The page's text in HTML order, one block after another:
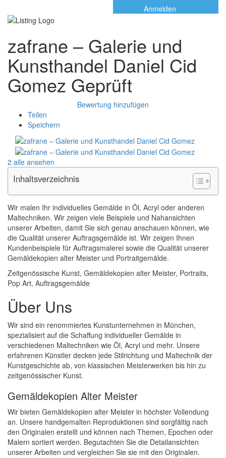
Anmelden
zafrane – Galerie und
Kunsthandel Daniel Cid
Gomez Geprüft
Bewertung hinzufügen
Teilen
Speichern
2 alle ansehen
Inhaltsverzeichnis
Wir malen Ihr individuelles Gemälde in Öl, Acryl oder anderen
Maltechniken. Wir zeigen viele Beispiele und Nahansichten
unserer Arbeiten, damit Sie sich genau anschauen können, wie
die Qualität unserer Auftragsgemälde ist. Wir zeigen Ihnen
Kundenbeispiele für Auftragsmalerei sowie die Qualität unserer
Gemäldekopien alter Meister und Portraitgemälde.
Zeitgenössische Kunst, Gemäldekopien alter Meister, Portraits,
Pop Art, Auftragsgemälde
Über Uns
Wir sind ein renommiertes Kunstunternehmen in München,
spezialisiert auf die Schaffung individueller Gemälde in
verschiedenen Maltechniken wie Öl, Acryl und mehr. Unsere
erfahrenen Künstler decken jede Stilrichtung und Maltechnik der
Kunstgeschichte ab, von klassischen Meisterwerken bis hin zu
zeitgenössischer Kunst.
Gemäldekopien Alter Meister
Wir bieten Gemäldekopien alter Meister in höchster Vollendung
an. Unsere handgemalten Reproduktionen sind sorgfältig nach
den Originalen erstellt und können nach Themen, Epochen oder
Malern sortiert werden. Begutachten Sie die Detailansichten
unserer Arbeiten und vergleichen Sie sie mit den Originalen.